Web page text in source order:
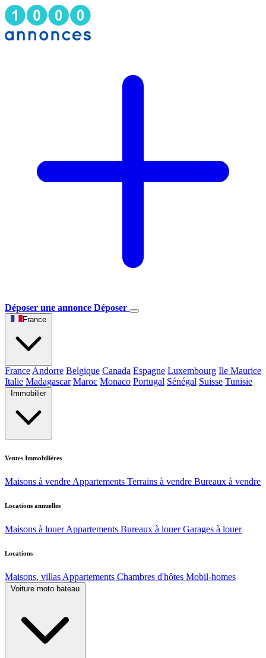
Déposer une annonce Déposer
France
France Andorre Belgique Canada Espagne Luxembourg Ile Maurice
Italie Madagascar Maroc Monaco Portugal Sénégal Suisse Tunisie
Immobilier
Ventes Immobilières
Maisons à vendre Appartements Terrains à vendre Bureaux à vendre
Locations annuelles
Maisons à louer Appartements Bureaux à louer Garages à louer
Locations
Maisons, villas Appartements Chambres d'hôtes Mobil-homes
Voiture moto bateau